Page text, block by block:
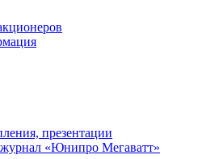
презентации
«Юнипро Мегаватт»